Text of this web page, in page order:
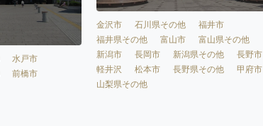
水戸市
前橋市
金沢市 石川県その他
福井市
福井県その他
富山市
富山県その他
新潟市
長岡市 新潟県その他
長野市
軽井沢
松本市 長野県その他
甲府市
山梨県その他